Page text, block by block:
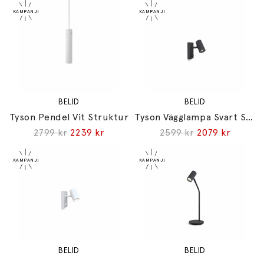
BELID
Tyson Pendel Vit Struktur
2799 kr 2239 kr
BELID
Tyson Vägglampa Svart Struktur
2599 kr 2079 kr
BELID BELID